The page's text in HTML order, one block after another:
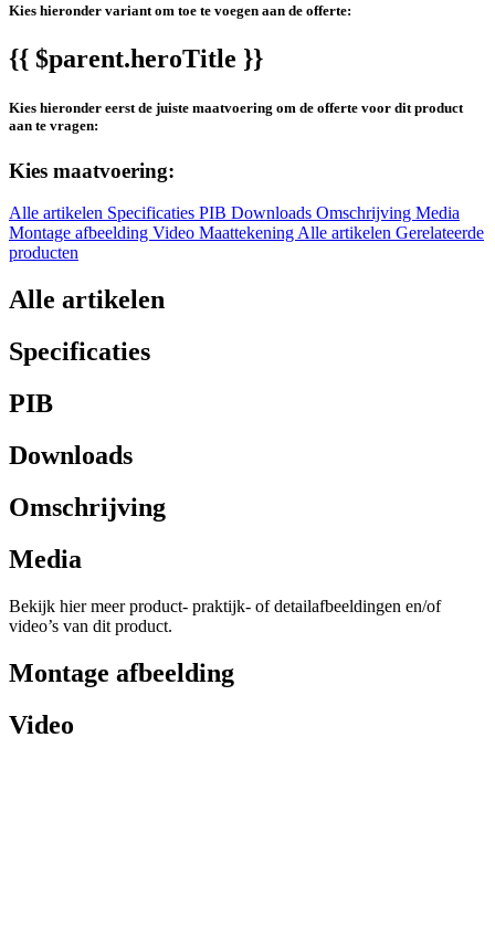
Kies hieronder variant om toe te voegen aan de offerte:
{{ $parent.heroTitle }}
Kies hieronder eerst de juiste maatvoering om de offerte voor dit product
aan te vragen:
Kies maatvoering:
Alle artikelen Specificaties PIB Downloads Omschrijving Media
Montage afbeelding Video MaattekeningAlle artikelen Gerelateerde
producten
Alle artikelen
Specificaties
PIB
Downloads
Omschrijving
Media
Bekijk hier meer product- praktijk- of detailafbeeldingen en/of
video’s van dit product.
Montage afbeelding
Video